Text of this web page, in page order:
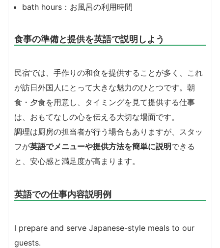
bath hours：お風呂の利用時間
食事の準備と提供を英語で説明しよう
民宿では、手作りの和食を提供することが多く、これ
が訪日外国人にとって大きな魅力のひとつです。朝
食・夕食を用意し、タイミングを見て提供する仕事
は、おもてなしの心を伝える大切な場面です。
調理は厨房の担当者が行う場合もありますが、スタッ
フが英語でメニューや提供方法を簡単に説明できる
と、安心感と満足度が高まります。
英語での仕事内容説明例
I prepare and serve Japanese-style meals to our
guests.